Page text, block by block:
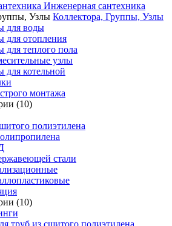
Инженерная сантехника
Коллектора, Группы, Узлы
для воды
для отопления
для теплого пола
узлы
для котельной
монтажа
(10)
полиэтилена
стали
(10)
труб из сшитого полиэтилена